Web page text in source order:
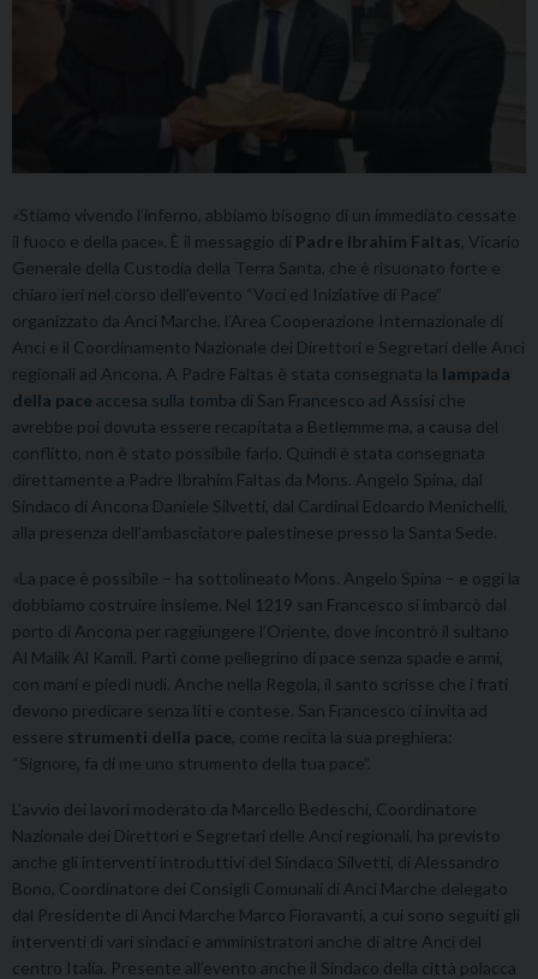
«Stiamo vivendo l’inferno, abbiamo bisogno di un immediato cessate
il fuoco e della pace». È il messaggio di Padre Ibrahim Faltas , Vicario
Generale della Custodia della Terra Santa, che è risuonato forte e
chiaro ieri nel corso dell’evento “Voci ed Iniziative di Pace”
organizzato da Anci Marche, l’Area Cooperazione Internazionale di
Anci e il Coordinamento Nazionale dei Direttori e Segretari delle Anci
regionali ad Ancona. A Padre Faltas è stata consegnata la lampada
della pace accesa sulla tomba di San Francesco ad Assisi che
avrebbe poi dovuta essere recapitata a Betlemme ma, a causa del
conflitto, non è stato possibile farlo. Quindi è stata consegnata
direttamente a Padre Ibrahim Faltas da Mons. Angelo Spina, dal
Sindaco di Ancona Daniele Silvetti, dal Cardinal Edoardo Menichelli,
alla presenza dell’ambasciatore palestinese presso la Santa Sede.
«La pace è possibile – ha sottolineato Mons. Angelo Spina – e oggi la
dobbiamo costruire insieme. Nel 1219 san Francesco si imbarcò dal
porto di Ancona per raggiungere l’Oriente, dove incontrò il sultano
Al Malik Al Kamil. Partì come pellegrino di pace senza spade e armi,
con mani e piedi nudi. Anche nella Regola, il santo scrisse che i frati
devono predicare senza liti e contese. San Francesco ci invita ad
essere strumenti della pace , come recita la sua preghiera:
“Signore, fa di me uno strumento della tua pace”.
L’avvio dei lavori moderato da Marcello Bedeschi, Coordinatore
Nazionale dei Direttori e Segretari delle Anci regionali, ha previsto
anche gli interventi introduttivi del Sindaco Silvetti, di Alessandro
Bono, Coordinatore dei Consigli Comunali di Anci Marche delegato
dal Presidente di Anci Marche Marco Fioravanti, a cui sono seguiti gli
interventi di vari sindaci e amministratori anche di altre Anci del
centro Italia. Presente all’evento anche il Sindaco della città polacca